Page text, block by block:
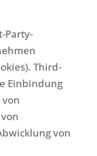
Party-
Third-
Einbindung
von